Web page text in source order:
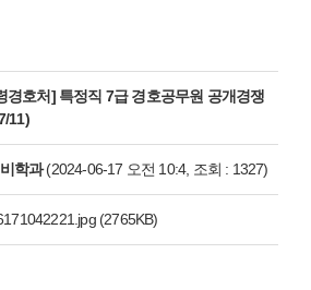
경호처] 특정직 7급 경호공무원 공개경쟁
11)
학과(2024-06-17 오전 10:4, 조회 : 1327)
(2765KB)